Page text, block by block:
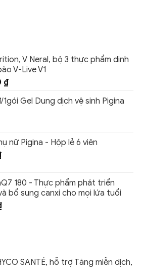
V Neral, bộ 3 thực phẩm dinh
V-Live V1
₫
1gói Gel Dung dịch vệ sinh Pigina
nữ Pigina - Hộp lẻ 6 viên
180 - Thực phẩm phát triển
bổ sung canxi cho mọi lứa tuổi
SANTÉ, hỗ trợ Tăng miễn dịch,